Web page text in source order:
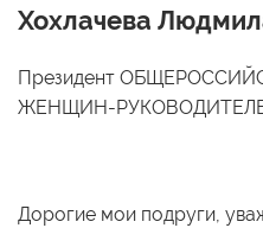
Хохлачева
Президент
ЖЕНЩИН-
Дорогие мои подруги,